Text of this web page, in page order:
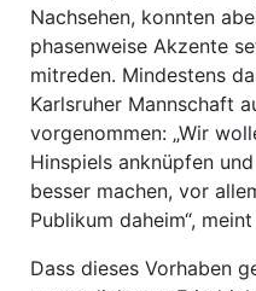
Nachsehen, konnten
phasenweise Akzente
mitreden. Mindestens
Karlsruher Mannschaft
vorgenommen: „Wir
Hinspiels anknüpfen
besser machen, vor
Publikum daheim“,
Dass dieses Vorhaben